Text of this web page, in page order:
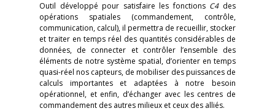
Outil développé pour satisfaire les fonctions C4 des
opérations spatiales (commandement, contrôle,
communication, calcul), il permettra de recueillir, stocker
et traiter en temps réel des quantités considérables de
données, de connecter et contrôler l’ensemble des
éléments de notre système spatial, d’orienter en temps
quasi-réel nos capteurs, de mobiliser des puissances de
calculs importantes et adaptées à notre besoin
opérationnel, et enfin, d’échanger avec les centres de
commandement des autres milieux et ceux des alliés.